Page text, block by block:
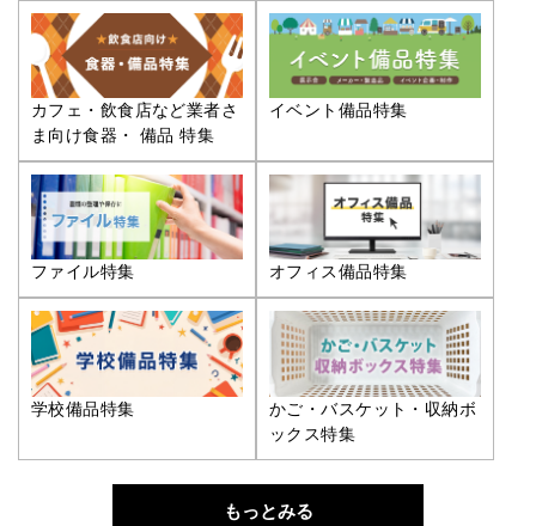
カフェ・飲食店など業者さ
ま向け食器・ 備品 特集
イベント備品特集
ファイル特集 オフィス備品特集
学校備品特集
かご・バスケット・収納ボ
ックス特集
もっとみる